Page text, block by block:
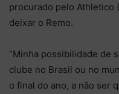
procurado pelo Athletico
deixar o Remo.
“Minha possibilidade de
clube no Brasil ou no
o final do ano, a não ser